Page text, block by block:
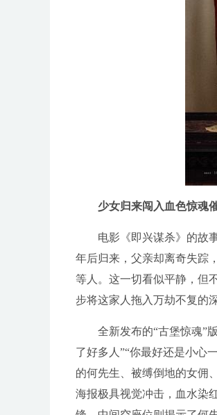
少女归来闯入血色惊魂
电影《即兴谋杀》的故
年后归来，父亲却离奇失踪
等人。这一切看似平静，但
步将这家人拖入万劫不复的
全新发布的“古堡惊魂”
了好多人”“你最好还是小心
的何先生、被缚倒地的女佣
海报极具视觉冲击，血水染